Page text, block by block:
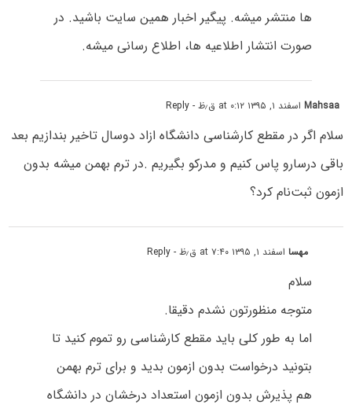
ها منتشر میشه. پیگیر اخبار همین سایت باشید. در
صورت انتشار اطلاعیه ها، اطلاع رسانی میشه.
Mahsaaاسفند ۱, ۱۳۹۵ at ۰:۱۲ ق٫ظ - Reply
سلام اگر در مقطع کارشناسی دانشگاه ازاد دوسال تاخیر بندازیم بعد
باقی درسارو پاس کنیم و مدرکو بگیریم .در ترم بهمن میشه بدون
ازمون ثبت‌نام کرد؟
مهسااسفند ۱, ۱۳۹۵ at ۷:۴۰ ق٫ظ - Reply
سلام
متوجه منظورتون نشدم دقیقا.
اما به طور کلی باید مقطع کارشناسی رو تموم کنید تا
بتونید درخواست بدون ازمون بدید و برای ترم بهمن
هم پذیرش بدون ازمون استعداد درخشان در دانشگاه